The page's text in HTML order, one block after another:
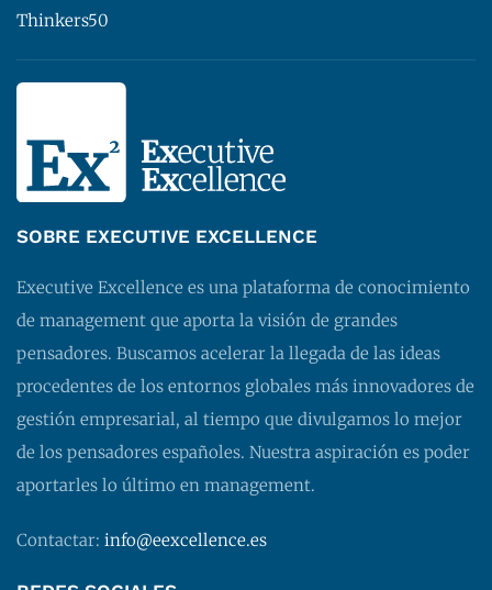
Thinkers50
SOBRE EXECUTIVE EXCELLENCE
Executive Excellence es una plataforma de conocimiento
de management que aporta la visión de grandes
pensadores. Buscamos acelerar la llegada de las ideas
procedentes de los entornos globales más innovadores de
gestión empresarial, al tiempo que divulgamos lo mejor
de los pensadores españoles. Nuestra aspiración es poder
aportarles lo último en management.
Contactar: info@eexcellence.es